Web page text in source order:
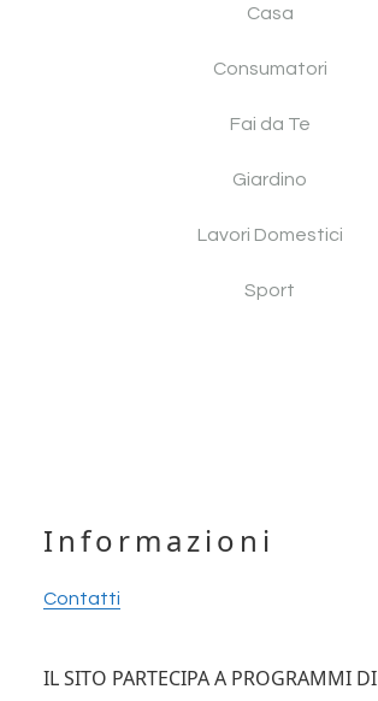
Casa
Consumatori
Fai da Te
Giardino
Lavori Domestici
Sport
Footer
Informazioni
Contatti
IL SITO PARTECIPA A PROGRAMMI DI